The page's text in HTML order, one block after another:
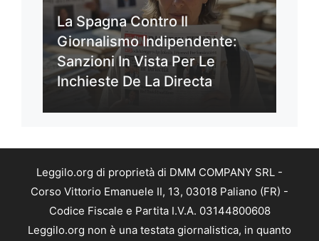
La Spagna Contro Il
Giornalismo Indipendente:
Sanzioni In Vista Per Le
Inchieste De La Directa
Leggilo.org di proprietà di DMM COMPANY SRL -
Corso Vittorio Emanuele II, 13, 03018 Paliano (FR) -
Codice Fiscale e Partita I.V.A. 03144800608
Leggilo.org non è una testata giornalistica, in quanto